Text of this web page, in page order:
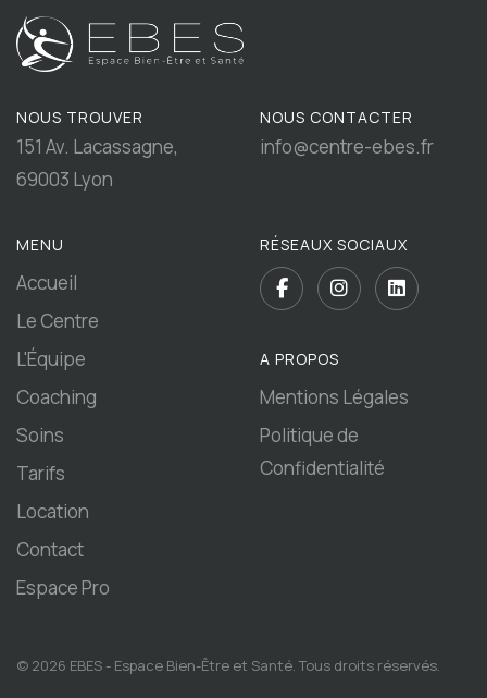
NOUS TROUVER
151 Av. Lacassagne,
69003 Lyon
NOUS CONTACTER
info@centre-ebes.fr
MENU
Accueil
Le Centre
L'Équipe
Coaching
Soins
Tarifs
Location
Contact
Espace Pro
RÉSEAUX SOCIAUX
A PROPOS
Mentions Légales
Politique de
Confidentialité
© 2026 EBES - Espace Bien-Être et Santé. Tous droits réservés.